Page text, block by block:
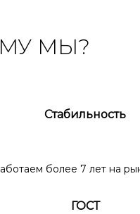
МЫ?
Стабильность
более 7 лет на
ГОСТ